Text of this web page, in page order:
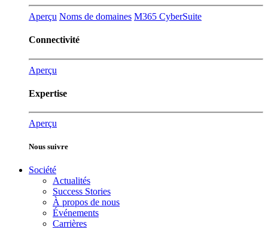
Aperçu Noms de domaines M365 CyberSuite
Connectivité
Aperçu
Expertise
Aperçu
Nous suivre
Société
Actualités
Success Stories
À propos de nous
Événements
Carrières